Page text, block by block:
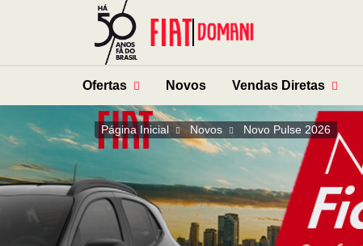
Ofertas Novos Vendas Diretas
Página Inicial Novos Novo Pulse 2026